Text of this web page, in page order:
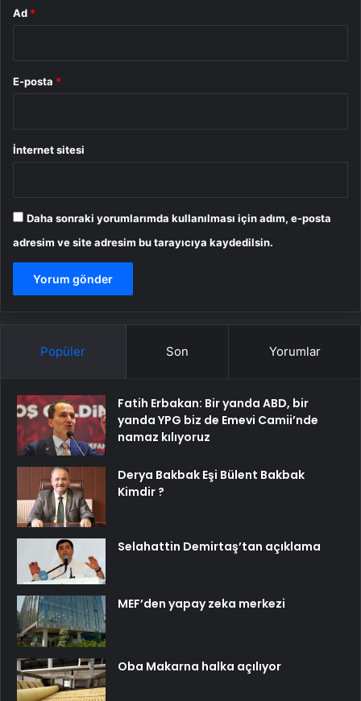
Ad *
E-posta *
İnternet sitesi
Daha sonraki yorumlarımda kullanılması için adım, e-posta
adresim ve site adresim bu tarayıcıya kaydedilsin.
Popüler Son Yorumlar
Fatih Erbakan: Bir yanda ABD, bir
yanda YPG biz de Emevi Camii’nde
namaz kılıyoruz
Derya Bakbak Eşi Bülent Bakbak
Kimdir ?
Selahattin Demirtaş’tan açıklama
MEF’den yapay zeka merkezi
Oba Makarna halka açılıyor